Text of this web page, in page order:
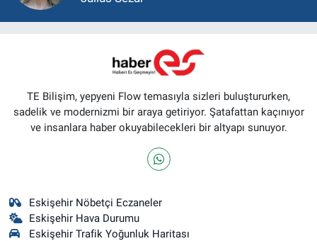
TE Bilişim, yepyeni Flow temasıyla sizleri buluştururken,
sadelik ve modernizmi bir araya getiriyor. Şatafattan kaçınıyor
ve insanlara haber okuyabilecekleri bir altyapı sunuyor.
Eskişehir Nöbetçi Eczaneler
Eskişehir Hava Durumu
Eskişehir Trafik Yoğunluk Haritası